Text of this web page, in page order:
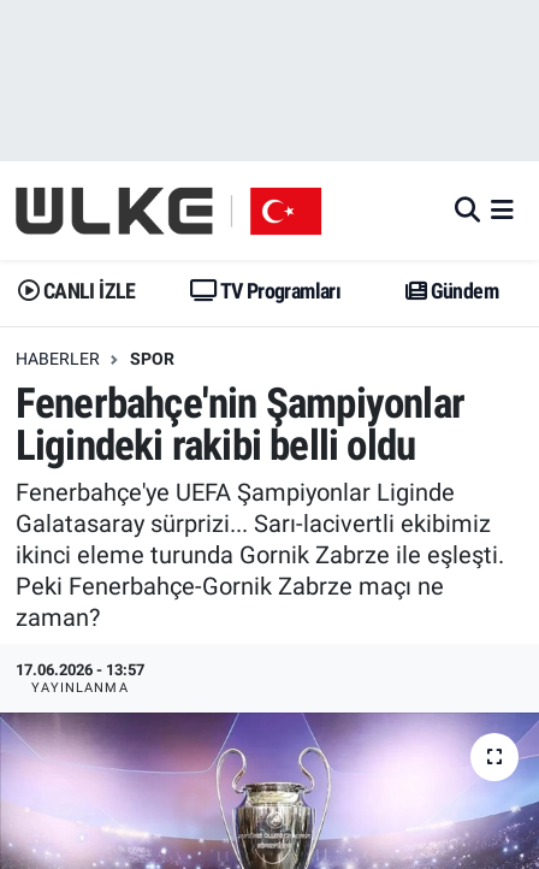
CANLI İZLE TV Programları Gündem
HABERLER SPOR
Fenerbahçe'nin Şampiyonlar
Ligindeki rakibi belli oldu
Fenerbahçe'ye UEFA Şampiyonlar Liginde
Galatasaray sürprizi... Sarı-lacivertli ekibimiz
ikinci eleme turunda Gornik Zabrze ile eşleşti.
Peki Fenerbahçe-Gornik Zabrze maçı ne
zaman?
17.06.2026 - 13:57
YAYINLANMA
Gündem
Dünya
Erişim Bilgileri
Ekonomi
Trend
Özel Haberler
Gündem
Trend
Erişim Bilgileri
Spor
Ekonomi
Dünya
Kadın
Erişim Bilgileri
İstanbul Namaz Vakitleri
Trafik Durumu
Erişim Bilgileri
Tüm Manşetler
Son Dakika Haberleri
Haber Arşivi